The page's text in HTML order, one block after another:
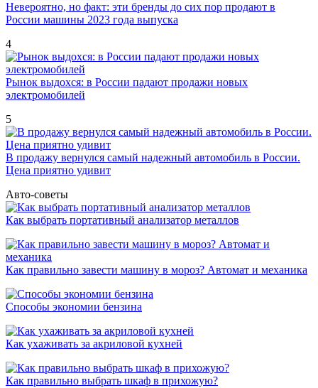
Невероятно, но факт: эти бренды до сих пор продают в
России машины 2023 года выпуска
4
Рынок выдохся: в России падают продажи новых
электромобилей
5
В продажу вернулся самый надежный автомобиль в России.
Цена приятно удивит
Авто-советы
Как выбрать портативный анализатор металлов
Как правильно завести машину в мороз? Автомат и механика
Способы экономии бензина
Как ухаживать за акриловой кухней
Как правильно выбрать шкаф в прихожую?